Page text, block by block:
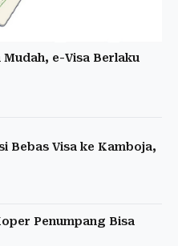
e-Visa Berlaku
Bebas Visa ke Kamboja,
Penumpang Bisa